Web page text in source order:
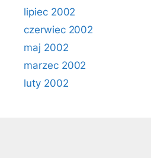
lipiec 2002
czerwiec 2002
maj 2002
marzec 2002
luty 2002